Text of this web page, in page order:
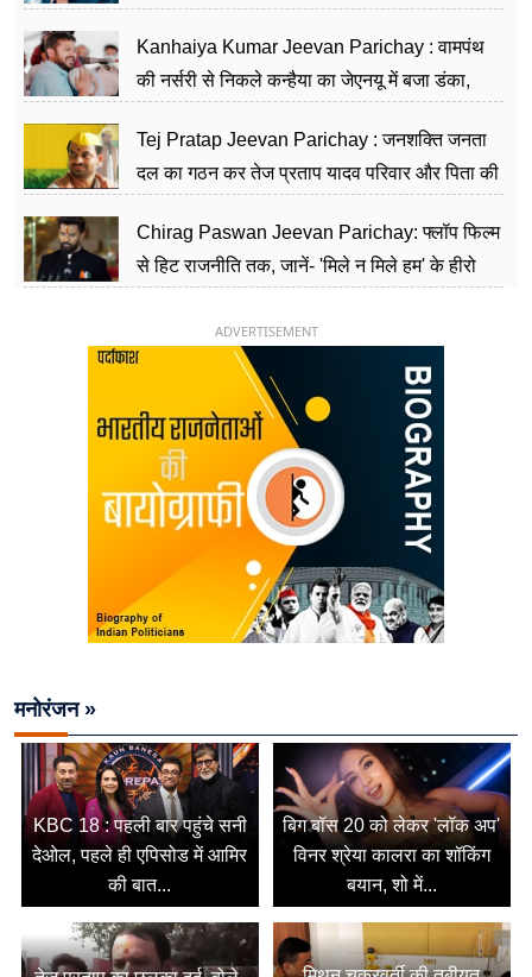
Kanhaiya Kumar Jeevan Parichay : वामपंथ
की नर्सरी से निकले कन्हैया का जेएनयू में बजा डंका,
Tej Pratap Jeevan Parichay : जनशक्ति जनता
दल का गठन कर तेज प्रताप यादव परिवार और पिता की
Chirag Paswan Jeevan Parichay: फ्लॉप फिल्म
से हिट राजनीति तक, जानें- 'मिले न मिले हम' के हीरो
ADVERTISEMENT
मनोरंजन »
KBC 18 : पहली बार पहुंचे सनी
देओल, पहले ही एपिसोड में आमिर
की बात...
बिग बॉस 20 को लेकर 'लॉक अप'
विनर श्रेया कालरा का शॉकिंग
बयान, शो में...